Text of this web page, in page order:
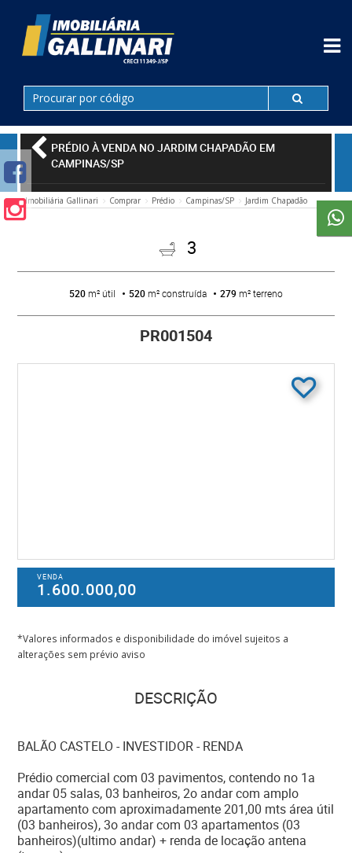
PRÉDIO À VENDA NO JARDIM CHAPADÃO EM
CAMPINAS/SP
Imobiliária Gallinari Comprar Prédio Campinas/SP Jardim Chapadão
3
520m² útil 520m² construída 279 m² terreno
PR001504
VENDA
1.600.000,00
*Valores informados e disponibilidade do imóvel sujeitos a
alterações sem prévio aviso
DESCRIÇÃO
BALÃO CASTELO - INVESTIDOR - RENDA
Prédio comercial com 03 pavimentos, contendo no 1a
andar 05 salas, 03 banheiros, 2o andar com amplo
apartamento com aproximadamente 201,00 mts área útil
(03 banheiros), 3o andar com 03 apartamentos (03
banheiros)(ultimo andar) + renda de locação antena